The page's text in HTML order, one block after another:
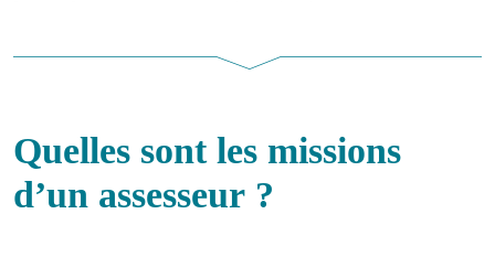
Quelles sont les missions
d’un assesseur ?